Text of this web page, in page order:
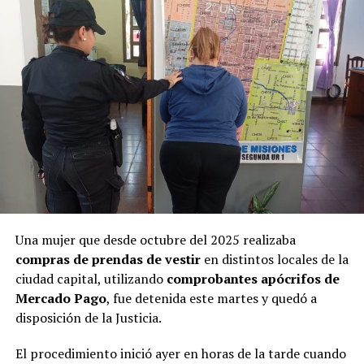
Ramírez junto al defensor oficial Miguel Ángel Varela.
“Una nena encerrada que llora”
de cercanía con la niña. Primero declaróHilda Margot
Una mujer que desde octubre del 2025 realizaba
compras de prendas de vestiren distintos locales de la
ciudad capital, utilizando comprobantes apócrifos de
Mercado Pago, fue detenida este martes y quedó a
disposición de la Justicia.
El procedimiento inició ayer en horas de la tarde cuando